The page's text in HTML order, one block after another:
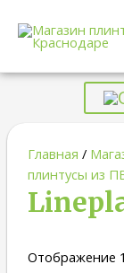
Главная /
плинтусы из
Отображение